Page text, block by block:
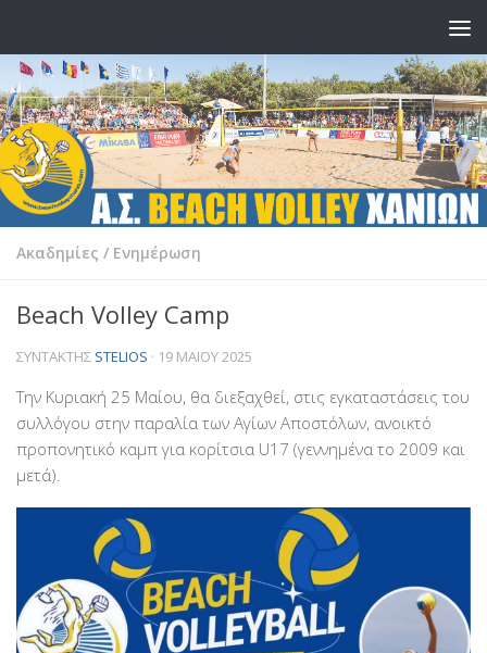
Ακαδημίες / Ενημέρωση
Beach Volley Camp
ΣΥΝΤΆΚΤΗΣ STELIOS · 19 ΜΑΪ́ΟΥ 2025
Την Κυριακή 25 Μαίου, θα διεξαχθεί, στις εγκαταστάσεις του
συλλόγου στην παραλία των Αγίων Αποστόλων, ανοικτό
προπονητικό καμπ για κορίτσια U17 (γεννημένα το 2009 και
μετά).